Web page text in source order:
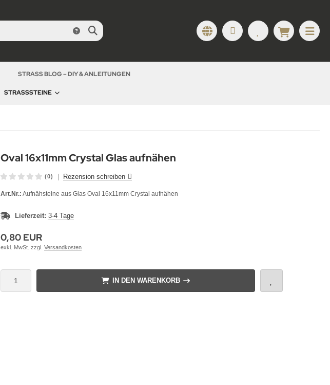
STRASS BLOG – DIY & ANLEITUNGEN
STRASSSTEINE
Oval 16x11mm Crystal Glas aufnähen
(0) Rezension schreiben
Art.Nr.: Aufnähsteine aus Glas Oval 16x11mm Crystal aufnähen
Lieferzeit: 3-4 Tage
0,80 EUR
exkl. MwSt. zzgl. Versandkosten
IN DEN WARENKORB